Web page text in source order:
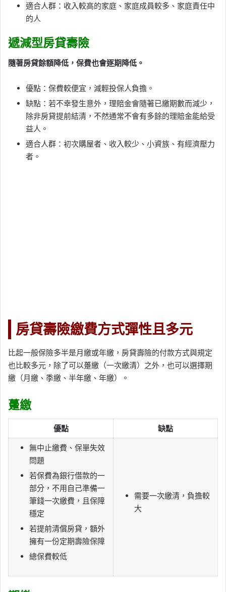
適合人群：收入較高的家庭、家庭成員較多、家庭責任中
的人
遞減型房貸壽險
隨著房貸餘額降低，保費也會逐期降低。
優點：保費較便宜，減輕投保人負擔。
缺點：若不幸發生意外，理賠金會隨著已繳期數而減少，
除非房貸提前結清，不然通常不會有多餘的理賠金能給受
益人。
適合人群：初次購屋者、收入較少、小資族、有經濟壓力
者。
房貸壽險繳費方式彈性且多元
比起一般保險多半是月繳或年繳，房貸壽險的付款方式與規定
也比較多元，除了可以躉繳（一次繳清）之外，也可以選擇期
繳（月繳、季繳、半年繳、年繳）。
躉繳
優點
缺點
無中止繳費、保單失效
問題
若保費為銀行借款的一
部分，不用自己準備一
筆錢一次繳費，且保障
穩定
若提前清償房貸，額外
擁有一份定期壽險保障
總保費較低
需要一次繳清，負擔較
大